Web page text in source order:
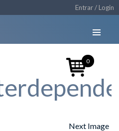
Entrar / Login
Next Image
0